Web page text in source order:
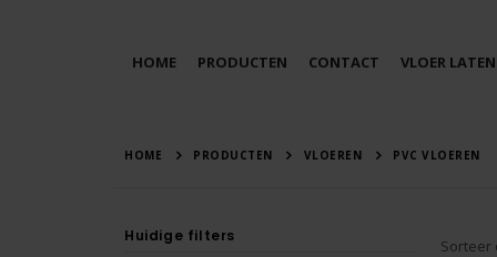
HOME PRODUCTEN CONTACT VLOER
HOME PRODUCTEN VLOEREN PVC VLOEREN
Sorteer
Huidige filters